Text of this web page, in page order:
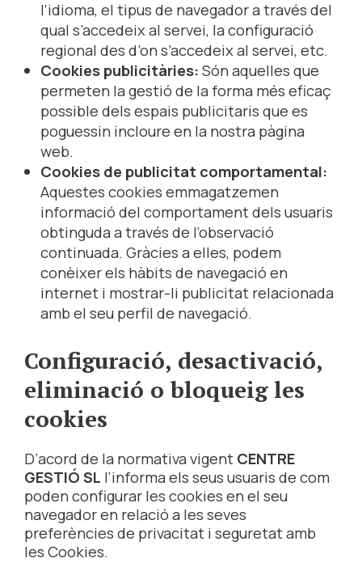
l’idioma, el tipus de navegador a través del
qual s’accedeix al servei, la configuració
regional des d’on s’accedeix al servei, etc.
Cookies publicitàries:Són aquelles que
permeten la gestió de la forma més eficaç
possible dels espais publicitaris que es
poguessin incloure en la nostra pàgina
web.
Cookies de publicitat comportamental:
Aquestes cookies emmagatzemen
informació del comportament dels usuaris
obtinguda a través de l’observació
continuada. Gràcies a elles, podem
conèixer els hàbits de navegació en
internet i mostrar-li publicitat relacionada
amb el seu perfil de navegació.
Configuració, desactivació,
eliminació o bloqueig les
cookies
D‘acord de la normativa vigentCENTRE
GESTIÓ SL l’informa els seus usuaris de com
poden configurar les cookies en el seu
navegador en relació a les seves
preferències de privacitat i seguretat amb
les Cookies.